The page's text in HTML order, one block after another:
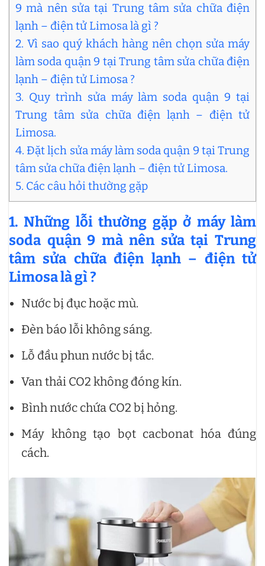
9 mà nên sửa tại Trung tâm sửa chữa điện
lạnh – điện tử Limosa là gì ?
2. Vì sao quý khách hàng nên chọn sửa máy
làm soda quận 9 tại Trung tâm sửa chữa điện
lạnh – điện tử Limosa ?
3. Quy trình sửa máy làm soda quận 9 tại
Trung tâm sửa chữa điện lạnh – điện tử
Limosa.
4. Đặt lịch sửa máy làm soda quận 9 tại Trung
tâm sửa chữa điện lạnh – điện tử Limosa.
5. Các câu hỏi thường gặp
1. Những lỗi thường gặp ở máy làm
soda quận 9 mà nên sửa tại Trung
tâm sửa chữa điện lạnh – điện tử
Limosa là gì ?
Nước bị đục hoặc mù.
Đèn báo lỗi không sáng.
Lỗ đầu phun nước bị tắc.
Van thải CO2 không đóng kín.
Bình nước chứa CO2 bị hỏng.
Máy không tạo bọt cacbonat hóa đúng
cách.